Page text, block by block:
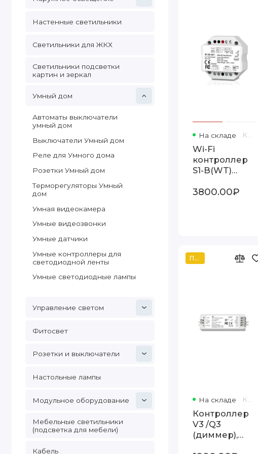
Настенные светильники
Светильники для ЖКХ
Светильники подсветки
картин и зеркал
Умный дом
Автоматы выключатели
умный дом
Выключатели Умный дом
Реле для Умного дома
Розетки Умный дом
Терморегуляторы Умный
дом
Умная видеокамера
Умные видеозвонки
Умные датчики
Умные контроллеры для
светодиодной ленты
Умные светодиодные лампы
Управление светом
Фитосвет
Розетки и выключатели
Настольные лампы
Модульное оборудование
Мебельные светильники
(подсветка для мебели)
Кабель
На складе Код товара: S1-B(WT)
Wi-Fi
контроллер
S1-B(WT)
3800.00₽
Популярный
На складе Код товара: V3 /Q3
Контроллер
V3 /Q3
(диммер),